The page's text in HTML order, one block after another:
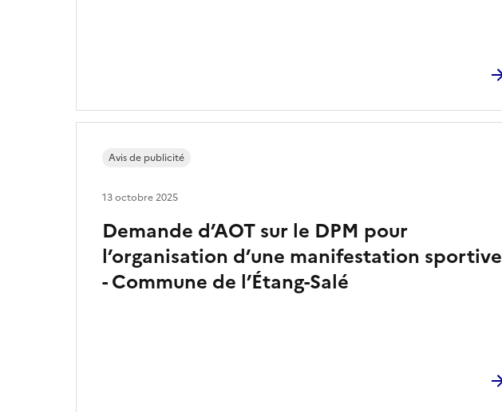
Demande d’AOT sur le DPM pour
l’organisation d’une manifestation sportive
- Commune de l’Étang-Salé
Avis de publicité
13 octobre 2025